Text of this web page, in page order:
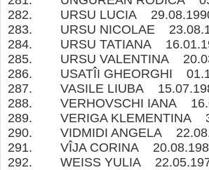
282. URSU LUCIA
283. URSU NICOLAE
284. URSU TATIANA
285. URSU VALENTINA
286. USATÎI GHEORGHI
287. VASILE LIUBA
288. VERHOVSCHI IANA
289. VERIGA KLEMENTINA
290. VIDMIDI ANGELA
291. VÎJA CORINA
292. WEISS YULIA